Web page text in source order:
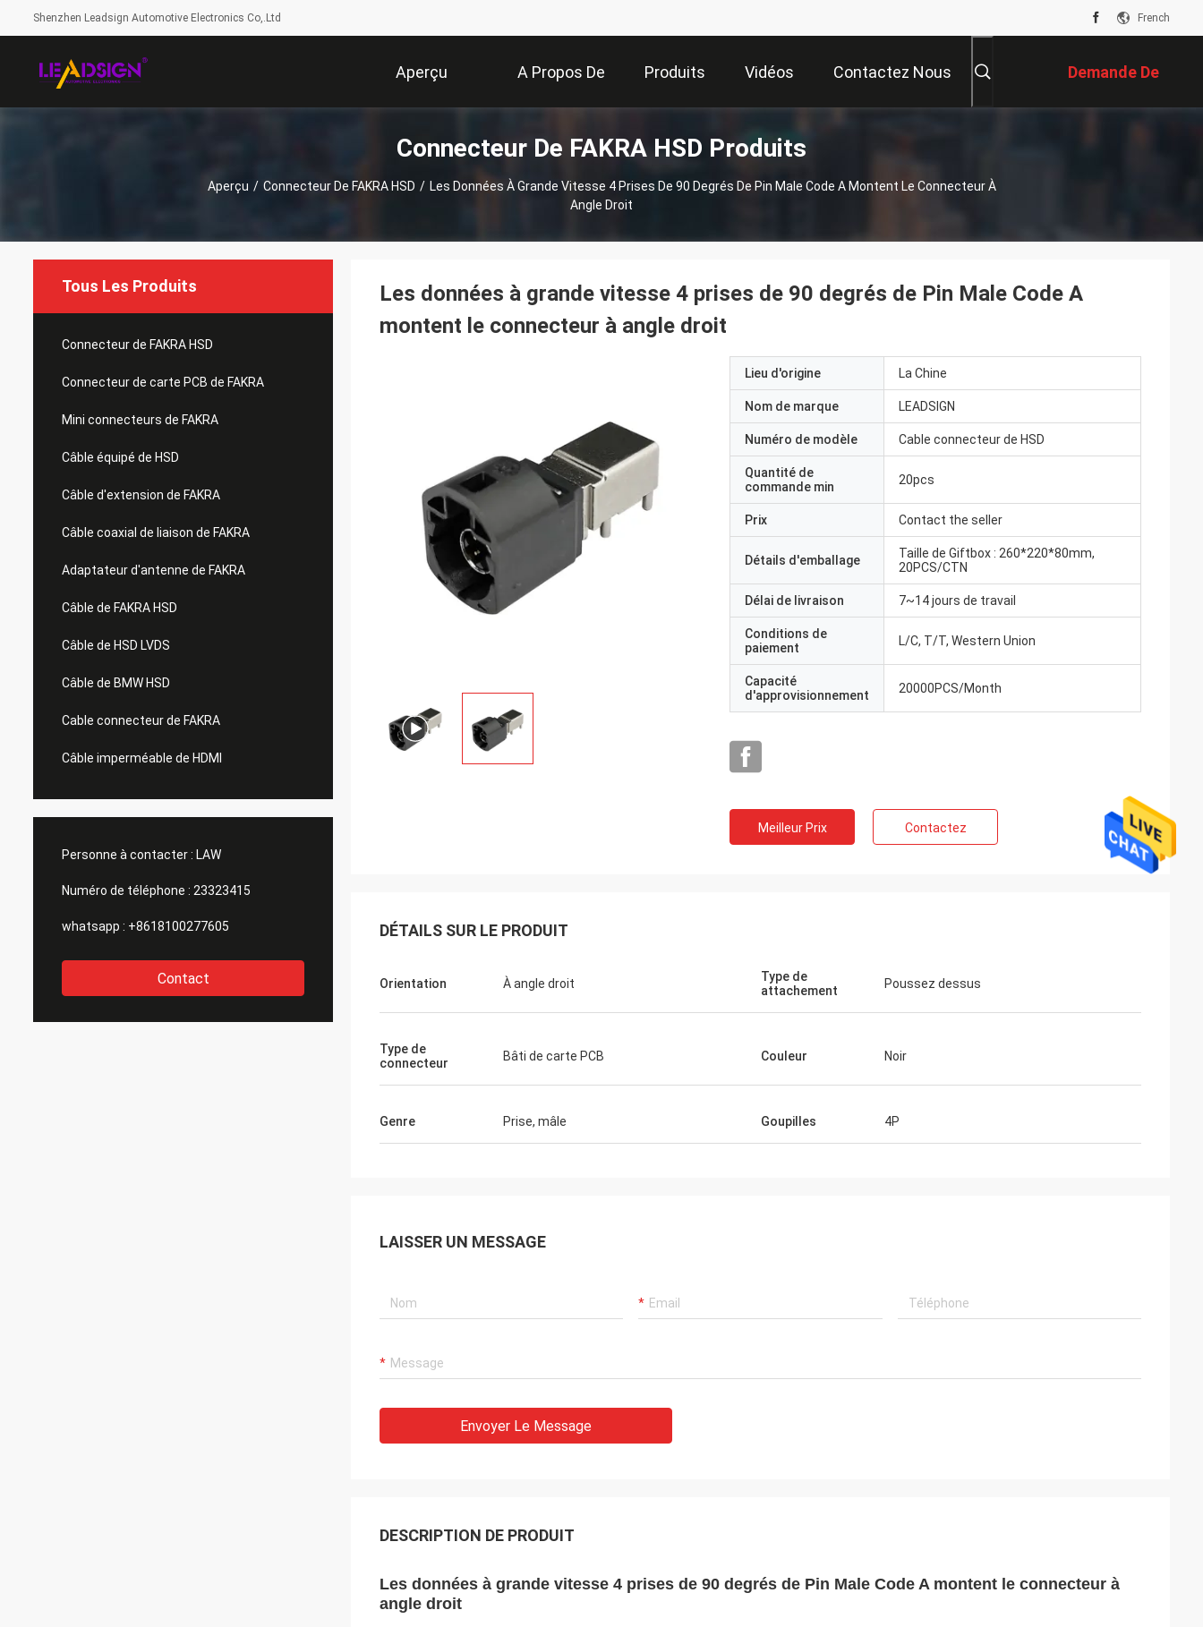
Shenzhen Leadsign Automotive Electronics Co,.Ltd French
Aperçu A Propos De
Nous
Produits Vidéos Contactez Nous Demande De
Soumission
Connecteur De FAKRA HSD Produits
Aperçu / Connecteur De FAKRA HSD / Les Données À Grande Vitesse 4 Prises De 90 Degrés De Pin Male Code A Montent Le Connecteur À
Angle Droit
Tous Les Produits
Connecteur de FAKRA HSD
Connecteur de carte PCB de FAKRA
Mini connecteurs de FAKRA
Câble équipé de HSD
Câble d'extension de FAKRA
Câble coaxial de liaison de FAKRA
Adaptateur d'antenne de FAKRA
Câble de FAKRA HSD
Câble de HSD LVDS
Câble de BMW HSD
Cable connecteur de FAKRA
Câble imperméable de HDMI
Personne à contacter : LAW
Numéro de téléphone : 23323415
whatsapp : +8618100277605
Contact
Les données à grande vitesse 4 prises de 90 degrés de Pin Male Code A
montent le connecteur à angle droit
Lieu d'origine La Chine
Nom de marque LEADSIGN
Numéro de modèle Cable connecteur de HSD
Quantité de
commande min
20pcs
Prix Contact the seller
Détails d'emballage
Taille de Giftbox : 260*220*80mm,
20PCS/CTN
Délai de livraison 7~14 jours de travail
Conditions de
paiement
L/C, T/T, Western Union
Capacité
d'approvisionnement
20000PCS/Month
Meilleur Prix Contactez
DÉTAILS SUR LE PRODUIT
Orientation À angle droit
Type de
attachement
Poussez dessus
Type de
connecteur
Bâti de carte PCB Couleur Noir
Genre Prise, mâle Goupilles 4P
LAISSER UN MESSAGE
Envoyer Le Message
DESCRIPTION DE PRODUIT
Les données à grande vitesse 4 prises de 90 degrés de Pin Male Code A montent le connecteur à
angle droit